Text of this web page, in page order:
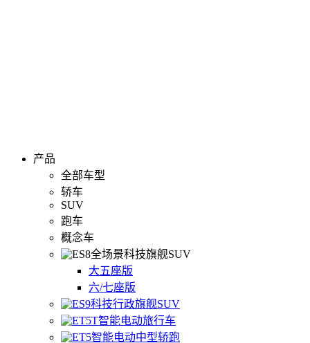
产品
全部车型
轿车
SUV
跑车
概念车
全场景科技旗舰SUV
大五座版
六/七座版
科技行政旗舰SUV
智能电动旅行车
智能电动中型轿跑